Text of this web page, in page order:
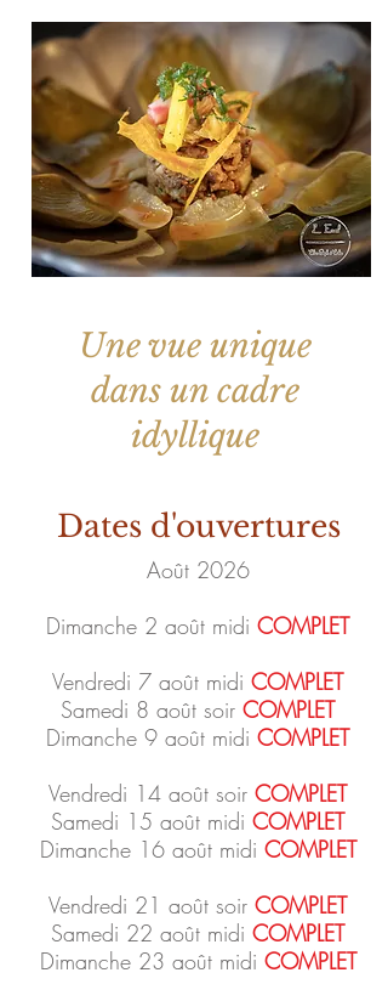
Une vue unique
dans un cadre
idyllique
Dates d'ouvertures
Août 2026
Dimanche 2 août midi COMPLET
Vendredi 7 août midi COMPLET
Samedi 8 août soir COMPLET
Dimanche 9 août midi COMPLET
Vendredi 14 août soir COMPLET
Samedi 15 août midi COMPLET
Dimanche 16 août midi COMPLET
Vendredi 21 août soir COMPLET
Samedi 22 août midi COMPLET
Dimanche 23 août midi COMPLET